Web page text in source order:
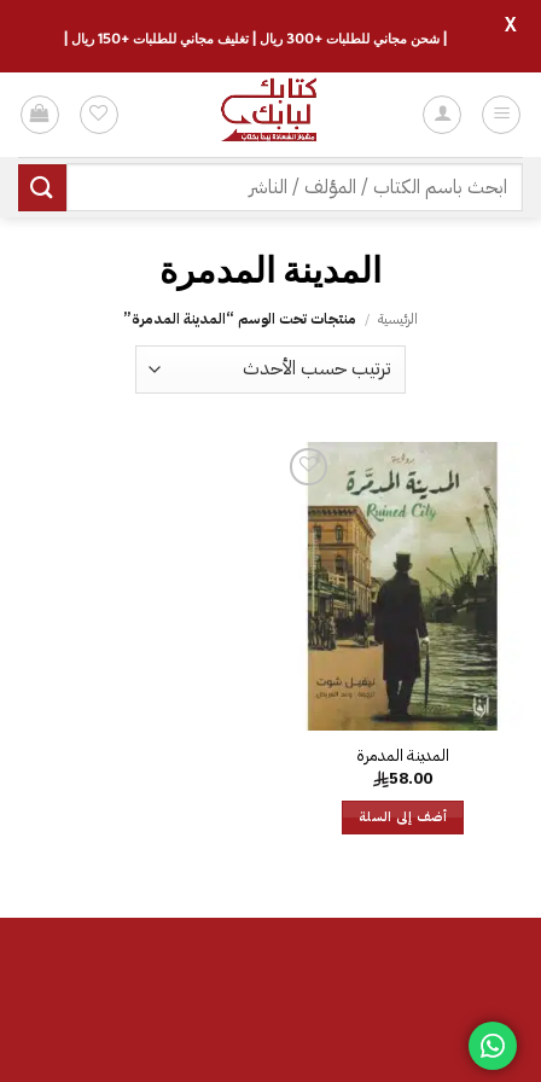
للمحتوى
البحث
عن:
الرئيسية / منتجات تحت الوسم “‎المدينة المدمرة‎”
إضافة
إلى
قائمة
الرغبات
58.00
أضف إلى السلة
| شحن مجاني للطلبات +300 ريال | تغليف مجاني للطلبات +150 ريال |
X